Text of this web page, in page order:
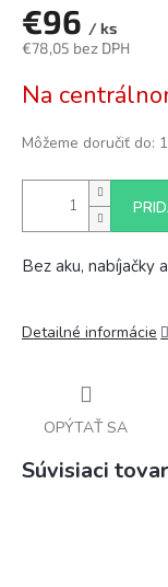
€96 / ks
€78,05 bez DPH
cena:
Na
Môžeme doručiť do:
Bez aku, nabíjačky
Detailné informácie
OPÝTAŤ SA
Súvisiaci tovar